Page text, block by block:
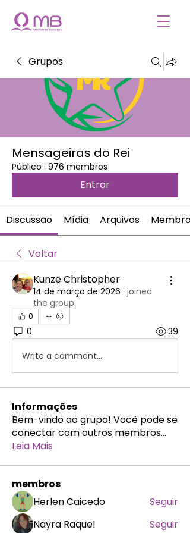
Grupos
Mensageiras do Rei
Público · 976 membros
Entrar
Discussão Mídia Arquivos Membros
Voltar
Kunze Christopher
14 de março de 2026 · joined
the group.
0
0 39
Write a comment...
Informações
Bem-vindo ao grupo! Você pode se
conectar com outros membros...
Leia Mais
membros
Herlen Caicedo
Seguir
Nayra Raquel
Seguir